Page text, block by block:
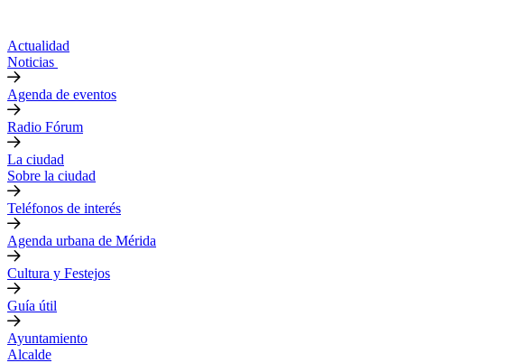
Actualidad
Noticias
Agenda de eventos
Radio Fórum
La ciudad
Sobre la ciudad
Teléfonos de interés
Agenda urbana de Mérida
Cultura y Festejos
Guía útil
Ayuntamiento
Alcalde